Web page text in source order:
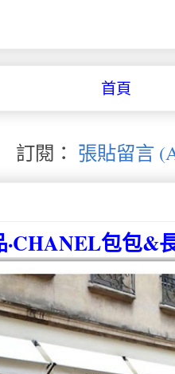
首頁
訂閱： 張貼留言
·CHANEL包包&